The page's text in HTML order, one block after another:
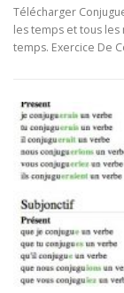
Télécharger
les temps et tous
temps. Exercice De